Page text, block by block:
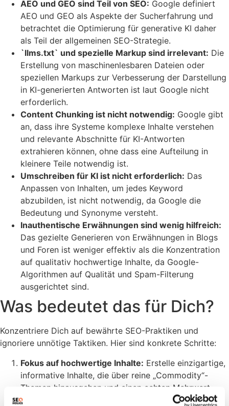
AEO und GEO sind Teil von SEO: Google definiert
AEO und GEO als Aspekte der Sucherfahrung und
betrachtet die Optimierung für generative KI daher
als Teil der allgemeinen SEO-Strategie.
`llms.txt` und spezielle Markup sind irrelevant: Die
Erstellung von maschinenlesbaren Dateien oder
speziellen Markups zur Verbesserung der Darstellung
in KI-generierten Antworten ist laut Google nicht
erforderlich.
Content Chunking ist nicht notwendig: Google gibt
an, dass ihre Systeme komplexe Inhalte verstehen
und relevante Abschnitte für KI-Antworten
extrahieren können, ohne dass eine Aufteilung in
kleinere Teile notwendig ist.
Umschreiben für KI ist nicht erforderlich: Das
Anpassen von Inhalten, um jedes Keyword
abzubilden, ist nicht notwendig, da Google die
Bedeutung und Synonyme versteht.
Inauthentische Erwähnungen sind wenig hilfreich:
Das gezielte Generieren von Erwähnungen in Blogs
und Foren ist weniger effektiv als die Konzentration
auf qualitativ hochwertige Inhalte, da Google-
Algorithmen auf Qualität und Spam-Filterung
ausgerichtet sind.
Was bedeutet das für Dich?
Konzentriere Dich auf bewährte SEO-Praktiken und
ignoriere unnötige Taktiken. Hier sind konkrete Schritte:
Fokus auf hochwertige Inhalte: Erstelle einzigartige,
informative Inhalte, die über reine „Commodity“-
Themen hinausgehen und einen echten Mehrwert
bieten.